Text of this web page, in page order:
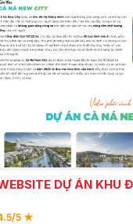
XEM
DỰ ÁN KHU
5 ★